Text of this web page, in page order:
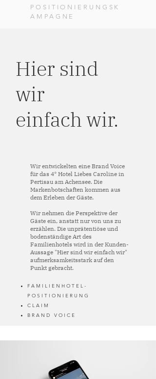
POSITIONIERUNGSK
AMPAGNE
Hier sind
wir
einfach wir.
Wir entwickelten eine Brand Voice
für das 4* Hotel Liebes Caroline in
Pertisau am Achensee. Die
Markenbotschaften kommen aus
dem Erleben der Gäste.
Wir nehmen die Perspektive der
Gäste ein, anstatt nur von uns zu
erzählen. Die unprätentiöse und
bodenständige Art des
Familienhotels wird in der Kunden-
Aussage "Hier sind wir einfach wir"
aufmerksamkeitsstark auf den
Punkt gebracht.
FAMILIENHOTEL-
POSITIONIERUNG
CLAIM
BRAND VOICE